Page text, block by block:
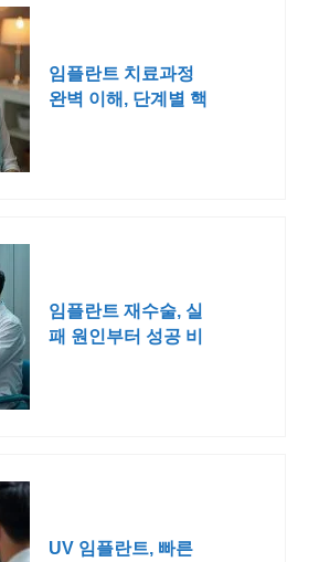
임플란트 치료과정
완벽 이해, 단계별 핵
임플란트 재수술, 실
패 원인부터 성공 비
UV 임플란트, 빠른